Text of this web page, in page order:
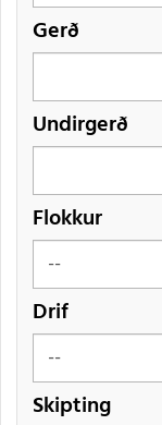
Gerð
Undirgerð
Flokkur
Drif
Skipting